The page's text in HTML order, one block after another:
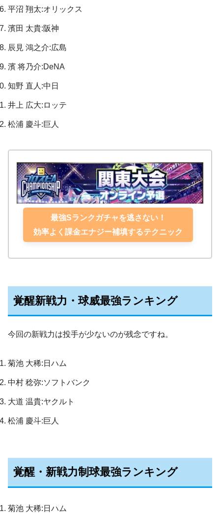
平沼 翔太:オリックス
濱田 太貴:阪神
辰見 鴻之介:広島
濱 将乃介:DeNA
知野 直人:中日
井上 広大:ロッテ
松浦 慶斗:巨人
最強Sランクガチャを逃さない！
効率よく課金エナジー補填するテクニック
覚醒新戦力・球威最強ランキング
今回の新戦力は投手が少ないのが残念ですね。
菊池 大稀:日ハム
中村 稔弥:ソフトバンク
大道 温貴:ヤクルト
松浦 慶斗:巨人
覚醒・新戦力制球最強ランキング
菊池 大稀:日ハム